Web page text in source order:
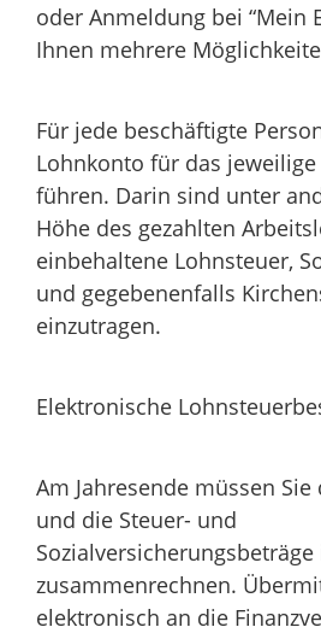
oder Anmeldung bei “Mein
Ihnen mehrere
Für jede beschäftigte
Lohnkonto für das
führen. Darin sind unter
Höhe des gezahlten
einbehaltene Lohnsteuer,
und gegebenenfalls
einzutragen.
Elektronische
Am Jahresende müssen
und die Steuer- und
zusammenrechnen.
elektronisch an die